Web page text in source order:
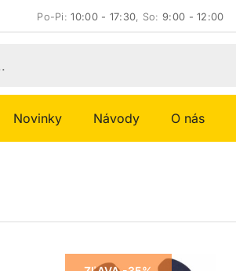
Po-Pi:10:00 - 17:30, So:9:00 - 12:00
Novinky Návody O nás